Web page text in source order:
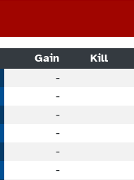
Gain Kill
-
-
-
-
-
-